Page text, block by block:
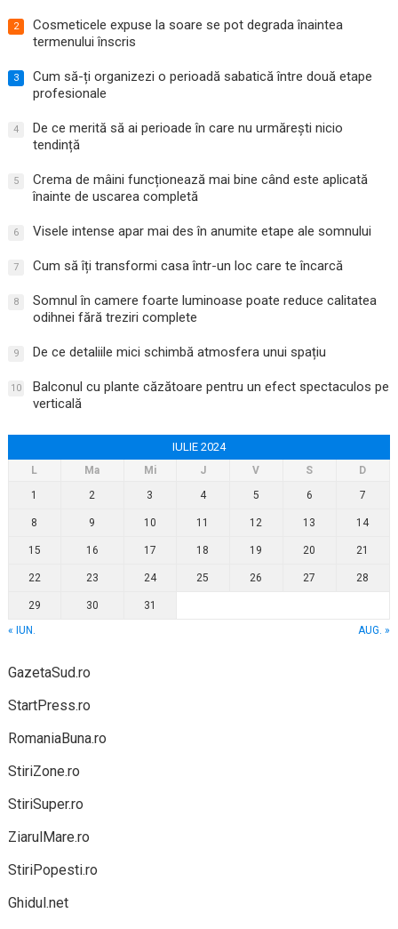
2
Cosmeticele expuse la soare se pot degrada înaintea
termenului înscris
3
Cum să-ți organizezi o perioadă sabatică între două etape
profesionale
4
De ce merită să ai perioade în care nu urmărești nicio
tendință
5
Crema de mâini funcționează mai bine când este aplicată
înainte de uscarea completă
6 Visele intense apar mai des în anumite etape ale somnului
7 Cum să îți transformi casa într-un loc care te încarcă
8
Somnul în camere foarte luminoase poate reduce calitatea
odihnei fără treziri complete
9 De ce detaliile mici schimbă atmosfera unui spațiu
10
Balconul cu plante căzătoare pentru un efect spectaculos pe
verticală
IULIE 2024
L Ma Mi J V S
D
1
2 3 4 5 6 7
8 9 10 11 12 13 14
15 16 17 18 19 20 21
22 23 24 25 26 27 28
29 30
31
« IUN.
AUG. »
GazetaSud.ro
StartPress.ro
RomaniaBuna.ro
StiriZone.ro
StiriSuper.ro
ZiarulMare.ro
StiriPopesti.ro
Ghidul.net